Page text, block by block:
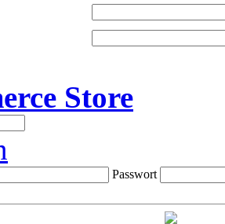
Store
Passwort